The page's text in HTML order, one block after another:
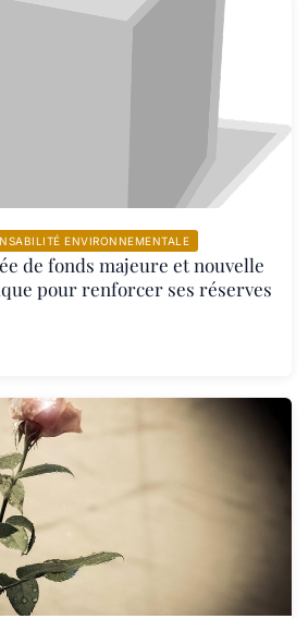
ENVIRONNEMENTALE
de fonds majeure et nouvelle
pour renforcer ses réserves